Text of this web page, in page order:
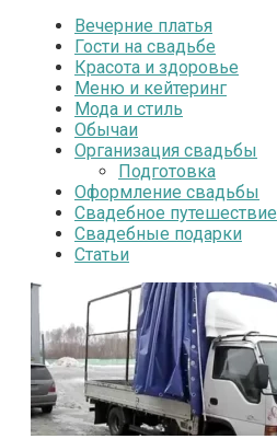
Вечерние платья
Гости на свадьбе
Красота и здоровье
Меню и кейтеринг
Мода и стиль
Обычаи
Организация свадьбы
Подготовка
Оформление свадьбы
Свадебное путешествие
Свадебные подарки
Статьи